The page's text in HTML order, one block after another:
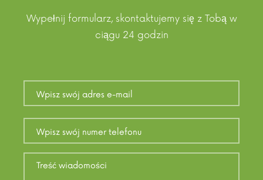
Wypełnij formularz, skontaktujemy się z Tobą w
ciągu 24 godzin